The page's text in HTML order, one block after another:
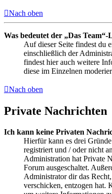
Nach oben
Was bedeutet der „Das
Auf dieser Seite findest du
einschließlich der
findest hier auch weitere
diese im Einzelnen
Nach oben
Private Nachrichten
Ich kann keine Privaten
Hierfür kann es drei
registriert und / oder nicht
Administration hat Private
Forum ausgeschaltet.
Administrator dir das
verschicken, entzogen hat.